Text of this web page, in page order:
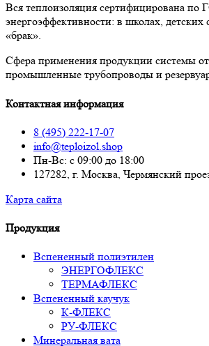
Вся теплоизоляция сертифицирована
энергоэффективности: в школах,
«брак».
Сфера применения продукции системы
промышленные трубопроводы и
Контактная информация
8 (495) 222-17-07
info@teploizol.shop
Пн-Вс: с 09:00 до 18:00
127282, г. Москва, Чермянский
Карта сайта
Продукция
Вспененный полиэтилен
ЭНЕРГОФЛЕКС
ТЕРМАФЛЕКС
Вспененный каучук
К-ФЛЕКС
РУ-ФЛЕКС
Минеральная вата